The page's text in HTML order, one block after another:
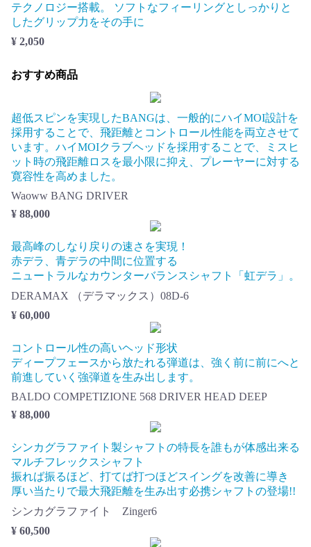
テクノロジー搭載。 ソフトなフィーリングとしっかりと
したグリップ力をその手に
¥ 2,050
おすすめ商品
超低スピンを実現したBANGは、一般的にハイMOI設計を
採用することで、飛距離とコントロール性能を両立させて
います。ハイMOIクラブヘッドを採用することで、ミスヒ
ット時の飛距離ロスを最小限に抑え、プレーヤーに対する
寛容性を高めました。
Waoww BANG DRIVER
¥ 88,000
最高峰のしなり戻りの速さを実現！
赤デラ、青デラの中間に位置する
ニュートラルなカウンターバランスシャフト「虹デラ」。
DERAMAX （デラマックス）08D-6
¥ 60,000
コントロール性の高いヘッド形状
ディープフェースから放たれる弾道は、強く前に前にへと
前進していく強弾道を生み出します。
BALDO COMPETIZIONE 568 DRIVER HEAD DEEP
¥ 88,000
シンカグラファイト製シャフトの特長を誰もが体感出来る
マルチフレックスシャフト
振れば振るほど、打てば打つほどスイングを改善に導き
厚い当たりで最大飛距離を生み出す必携シャフトの登場!!
シンカグラファイト Zinger6
¥ 60,500